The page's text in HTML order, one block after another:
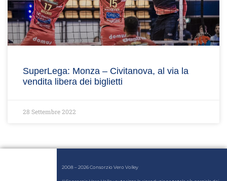
SuperLega: Monza – Civitanova, al via la
vendita libera dei biglietti
28 Settembre 2022
2008 – 2026 Consorzio Vero Volley